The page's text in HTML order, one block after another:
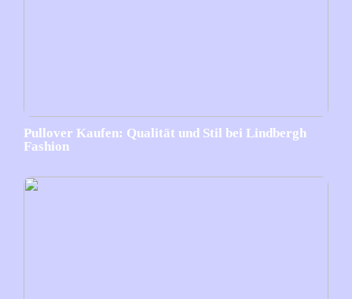
Pullover Kaufen: Qualität und Stil bei Lindbergh
Fashion